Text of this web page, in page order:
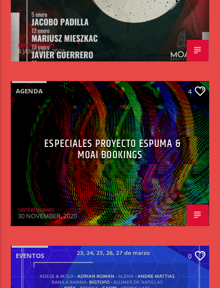
centerwaves
4 JANUARY, 2021
AGENDA 4
ESPECIALES PROYECTO ESPUMA &
MOAI BOOKINGS
centerwaves
30 NOVEMBER, 2020
EVENTOS 0